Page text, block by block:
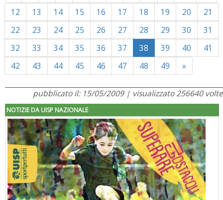
12
13 14 15 16 17 18 19 20
21
22
23 24 25 26 27 28 29 30
31
32
33 34 35 36 37 38 39 40
41
42
43 44 45 46 47 48 49 »
pubblicato il: 15/05/2009 | visualizzato 256640 volte
NOTIZIE DA UISP NAZIONALE